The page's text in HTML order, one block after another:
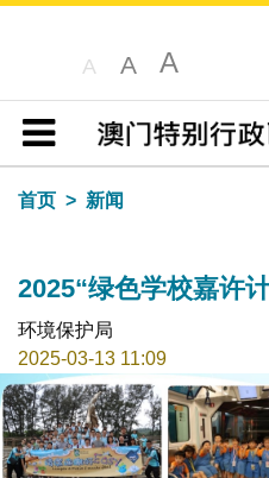
A A A
目录
首页
新闻
2025“绿色学校嘉许
环境保护局
2025-03-13 11:09